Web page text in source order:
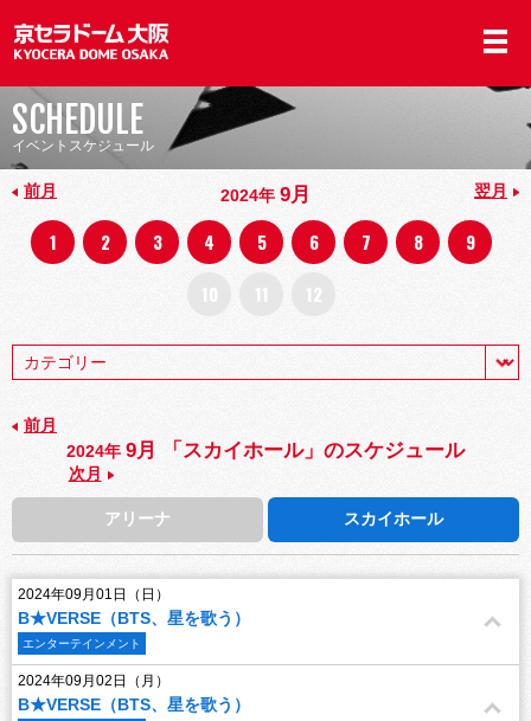
SCHEDULE
イベントスケジュール
前月 2024年 9月 翌月
1 2 3 4 5 6 7 8
9
10
11 12
前月
2024年 9月 「スカイホール」のスケジュール
次月
アリーナ スカイホール
2024年09月01日（日）
B★VERSE（BTS、星を歌う）
エンターテインメント
2024年09月02日（月）
B★VERSE（BTS、星を歌う）